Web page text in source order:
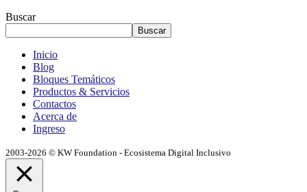
Buscar
Buscar
Inicio
Blog
Bloques Temáticos
Productos & Servicios
Contactos
Acerca de
Ingreso
2003-2026 © KW Foundation - Ecosistema Digital Inclusivo